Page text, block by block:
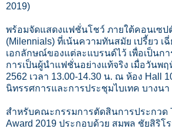
2019)
พร้อมจัดแสดงแฟชั่นโชว์ ภายใต้คอนเซป
(Milennials) ที่เน้นความทันสมัย เปรี้ยว เ
เอกลักษณ์ของแต่ละแบรนด์ไว้ เพื่อเป็นก
การเป็นผู้นำแฟชั่นอย่างแท้จริง เมื่อวันพ
2562 เวลา 13.00-14.30 น. ณ ห้อง Hall
นิทรรศการและการประชุมไบเทค บางนา
สำหรับคณะกรรมการตัดสินการประกวด
Award 2019 ประกอบด้วย สมพล ชัยสิริโ